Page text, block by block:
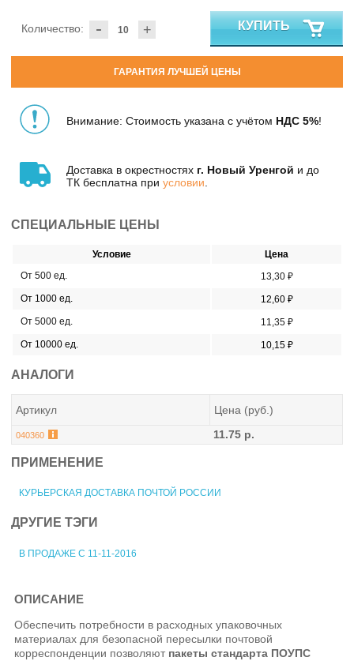
- +
Количество: КУПИТЬ
ГАРАНТИЯ ЛУЧШЕЙ ЦЕНЫ
Внимание: Стоимость указана с учётом НДС 5%!
Доставка в окрестностях г. Новый Уренгой и до
ТК бесплатна при условии
СПЕЦИАЛЬНЫЕ ЦЕНЫ
Условие
Цена
От 500 ед.
13,30 ₽
От 1000 ед.
12,60 ₽
От 5000 ед.
11,35 ₽
От 10000 ед.
10,15 ₽
АНАЛОГИ
Артикул Цена (руб.)
040360 11.75 р.
ПРИМЕНЕНИЕ
КУРЬЕРСКАЯ ДОСТАВКА ПОЧТОЙ РОССИИ
ДРУГИЕ ТЭГИ
В ПРОДАЖЕ С 11-11-2016
ОПИСАНИЕ
Обеспечить потребности в расходных упаковочных
материалах для безопасной пересылки почтовой
корреспонденции позволяют пакеты стандарта ПОУПС